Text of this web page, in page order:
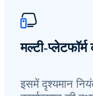
मल्टी-
इसमें दृश्यमान